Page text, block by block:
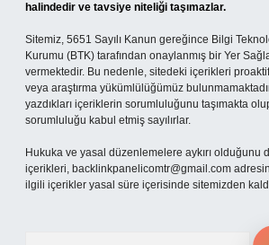
halindedir ve tavsiye niteliği taşımazlar.
Sitemiz, 5651 Sayılı Kanun gereğince Bilgi
Kurumu (BTK) tarafından onaylanmış bir Yer
vermektedir. Bu nedenle, sitedeki içerikleri
veya araştırma yükümlülüğümüz
yazdıkları içeriklerin sorumluluğunu taşımakta
sorumluluğu kabul etmiş sayılırlar.
Hukuka ve yasal düzenlemelere aykırı olduğunu
içerikleri, backlinkpanelicomtr@gmail.com
ilgili içerikler yasal süre içerisinde sitemizden